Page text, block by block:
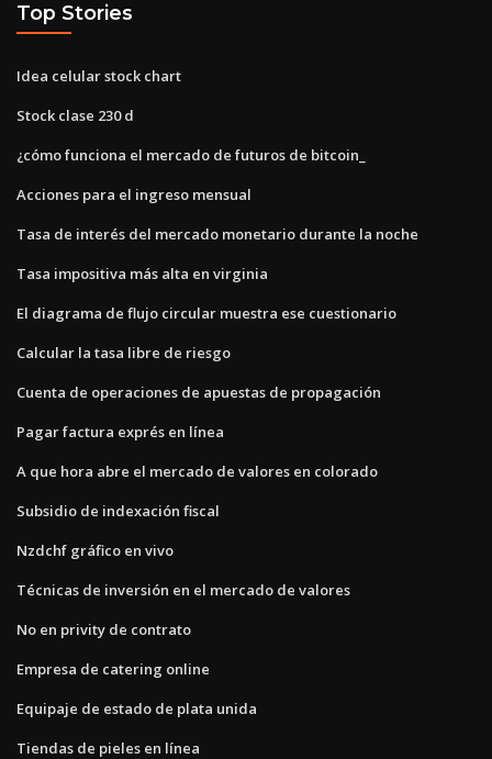
Top Stories
Idea celular stock chart
Stock clase 230 d
¿cómo funciona el mercado de futuros de bitcoin_
Acciones para el ingreso mensual
Tasa de interés del mercado monetario durante la noche
Tasa impositiva más alta en virginia
El diagrama de flujo circular muestra ese cuestionario
Calcular la tasa libre de riesgo
Cuenta de operaciones de apuestas de propagación
Pagar factura exprés en línea
A que hora abre el mercado de valores en colorado
Subsidio de indexación fiscal
Nzdchf gráfico en vivo
Técnicas de inversión en el mercado de valores
No en privity de contrato
Empresa de catering online
Equipaje de estado de plata unida
Tiendas de pieles en línea